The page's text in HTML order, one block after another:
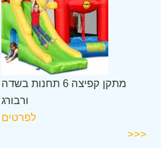
מתקן קפיצה 6 תחנות בשדה
ורבורג
לפרטים
<<<